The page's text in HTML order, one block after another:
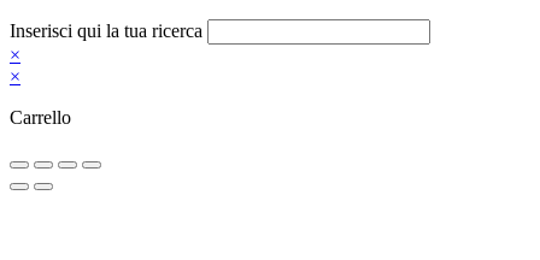
Inserisci qui la tua ricerca
×
×
Carrello